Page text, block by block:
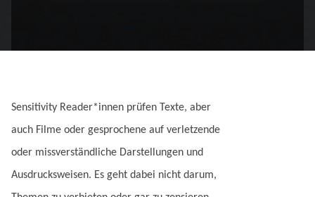
Sensitivity Reader*innen prüfen Texte, aber
auch Filme oder gesprochene auf verletzende
oder missverständliche Darstellungen und
Ausdrucksweisen. Es geht dabei nicht darum,